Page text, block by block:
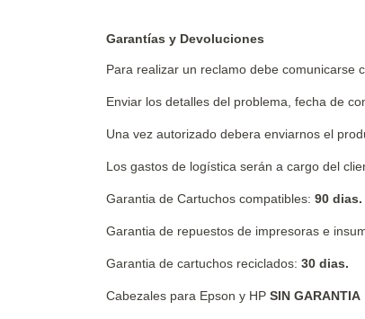
Garantías y Devoluciones
Para realizar un reclamo debe comunicarse
Enviar los detalles del problema, fecha de
Una vez autorizado debera enviarnos el
Los gastos de logística serán a cargo del
Garantia de Cartuchos compatibles: 90 dias.
Garantia de repuestos de impresoras e
Garantia de cartuchos reciclados: 30 dias.
Cabezales para Epson y HP SIN GARANTIA